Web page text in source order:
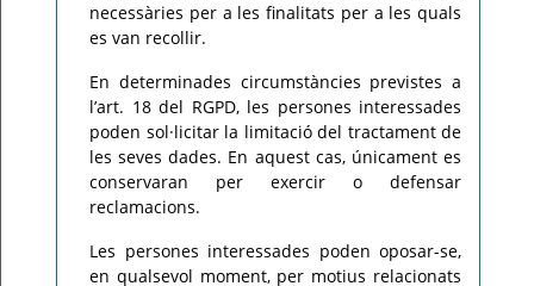
necessàries per a les finalitats per a les quals
es van recollir.
En determinades circumstàncies previstes a
l’art. 18 del RGPD, les persones interessades
poden sol·licitar la limitació del tractament de
les seves dades. En aquest cas, únicament es
conservaran per exercir o defensar
reclamacions.
Les persones interessades poden oposar-se,
en qualsevol moment, per motius relacionats